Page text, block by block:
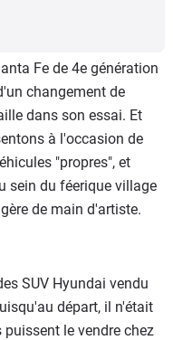
Fe de 4e génération
changement de
dans son essai. Et
à l'occasion de
"propres", et
sein du féerique village
de main d'artiste.
SUV Hyundai vendu
départ, il n'était
le vendre chez